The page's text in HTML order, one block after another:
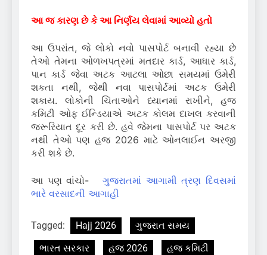
આ જ કારણ છે કે આ નિર્ણય લેવામાં આવ્યો હતો
આ ઉપરાંત, જે લોકો નવો પાસપોર્ટ બનાવી રહ્યા છે
તેઓ તેમના ઓળખપત્રમાં મતદાર કાર્ડ, આધાર કાર્ડ,
પાન કાર્ડ જેવા અટક આટલા ઓછા સમયમાં ઉમેરી
શકતા નથી, જેથી નવા પાસપોર્ટમાં અટક ઉમેરી
શકાય. લોકોની ચિંતાઓને ધ્યાનમાં રાખીને, હજ
કમિટી ઓફ ઈન્ડિયાએ અટક કોલમ દાખલ કરવાની
જરૂરિયાત દૂર કરી છે. હવે જેમના પાસપોર્ટ પર અટક
નથી તેઓ પણ હજ 2026 માટે ઓનલાઈન અરજી
કરી શકે છે.
આ પણ વાંચો-ગુજરાતમાં આગામી ત્રણ દિવસમાં
ભારે વરસાદની આગાહી
Tagged: Hajj 2026
ગુજરાત સમય
ભારત સરકાર
હજ 2026 હજ કમિટી